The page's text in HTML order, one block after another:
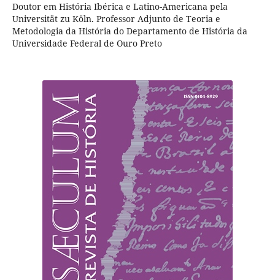
Doutor em História Ibérica e Latino-Americana pela
Universität zu Köln. Professor Adjunto de Teoria e
Metodologia da História do Departamento de História da
Universidade Federal de Ouro Preto